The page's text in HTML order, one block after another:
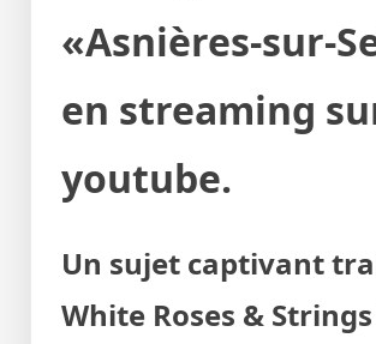
«Asnières-sur-
en streaming
youtube.
Un sujet captivant
White Roses &